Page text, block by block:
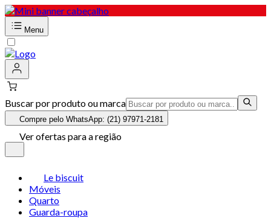
Menu
Buscar por produto ou marca
Compre pelo WhatsApp: (21) 97971-2181
Ver ofertas para a região
Le biscuit
Móveis
Quarto
Guarda-roupa